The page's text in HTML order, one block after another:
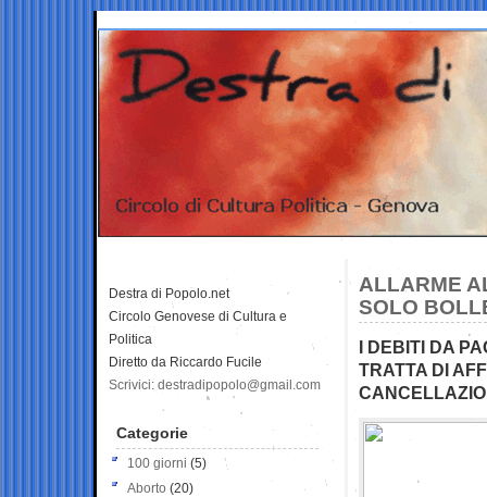
ALLARME
SOLO
I DEBITI DA
TRATTA DI
Destra di Popolo.net
Circolo Genovese di Cultura e
Politica
Diretto da Riccardo Fucile
Scrivici: destradipopolo@gmail.com
Categorie
100 giorni (5)
Aborto (20)